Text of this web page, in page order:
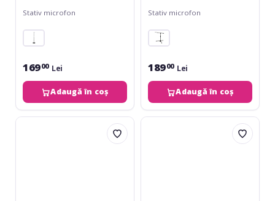
Stativ microfon
16900 Lei
Adaugă în coș
Stativ microfon
18900 Lei
Adaugă în coș
Gravity
Ultimate